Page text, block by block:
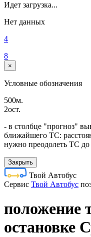
Идет загрузка...
Нет данных
4
8
×
Условные обозначения
500м.
2ост.
- в столбце "прогноз"
ближайшего ТС:
нужно преодолеть ТС до
Закрыть
Твой Автобус
Cервис Твой Автобус
положение
остановке